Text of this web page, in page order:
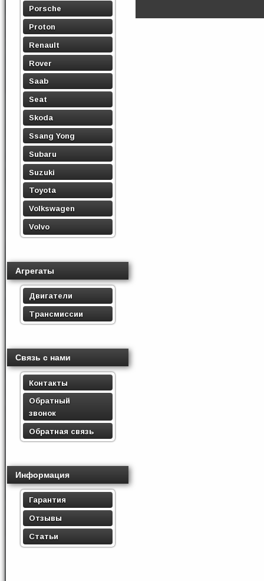
Porsche
Proton
Renault
Rover
Saab
Seat
Skoda
Ssang Yong
Subaru
Suzuki
Toyota
Volkswagen
Volvo
Агрегаты
Двигатели
Трансмиссии
Связь с нами
Контакты
Обратный
звонок
Обратная связь
Информация
Гарантия
Отзывы
Статьи